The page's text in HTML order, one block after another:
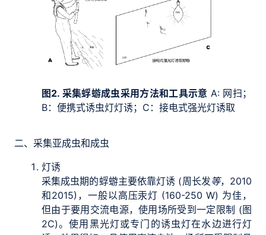
图2. 采集蜉蝣成虫采用方法和工具示意 A: 网扫；
B：便携式诱虫灯灯诱；C：接电式强光灯诱取
二、采集亚成虫和成虫
灯诱
采集成虫期的蜉蝣主要依靠灯诱 (周长发等，2010
和2015)，一般以高压汞灯 (160-250 W) 为佳，
但由于要用交流电源，使用场所受到一定限制 (图
2C)。使用黑光灯或专门的诱虫灯在水边进行灯